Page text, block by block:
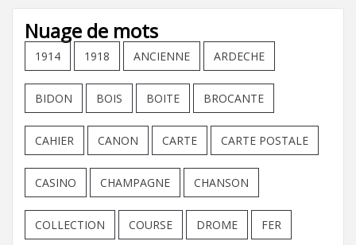
Nuage de mots
1914 1918 ANCIENNE ARDECHE
BIDON BOIS BOITE BROCANTE
CAHIER CANON CARTE CARTE POSTALE
CASINO CHAMPAGNE CHANSON
COLLECTION COURSE DROME FER